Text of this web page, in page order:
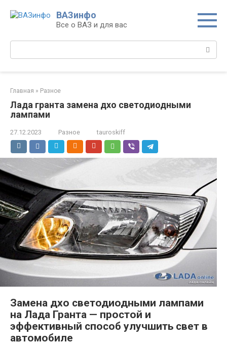
ВАЗинфо
Все о ВАЗ и для вас
Поиск:
Главная » Разное
Лада гранта замена дхо светодиодными
лампами
27.12.2023 Разное tauroskiff
Замена дхо светодиодными лампами
на Лада Гранта — простой и
эффективный способ улучшить свет в
автомобиле